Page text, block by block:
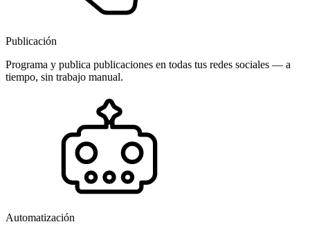
Publicación
Programa y publica publicaciones en todas tus redes sociales — a
tiempo, sin trabajo manual.
Automatización